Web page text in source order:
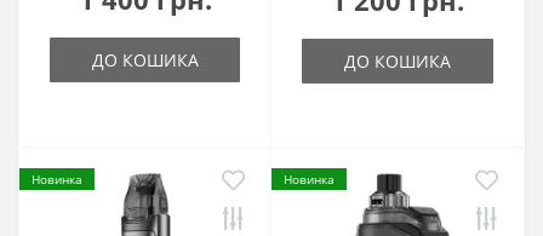
ДО КОШИКА ДО КОШИКА
Новинка Новинка